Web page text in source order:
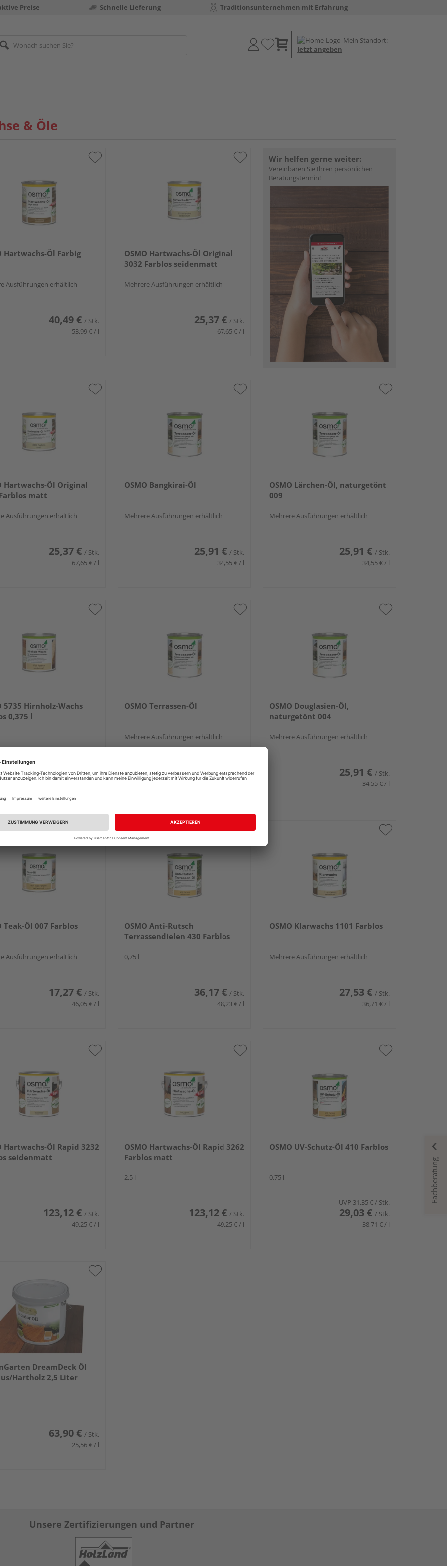
Preise Schnelle Lieferung Traditionsunternehmen mit Erfahrung
Mein Standort:
Jetzt angeben
& Öle
Hartwachs-Öl Farbig
Ausführungen erhältlich
40,49 € / Stk.
53,99 € / l
OSMO Hartwachs-Öl Original
3032 Farblos seidenmatt
Mehrere Ausführungen erhältlich
25,37 € / Stk.
67,65 € / l
Wir helfen gerne weiter:
Vereinbaren Sie Ihren persönlichen
Beratungstermin!
Hartwachs-Öl Original
matt
Ausführungen erhältlich
25,37 € / Stk.
67,65 € / l
OSMO Bangkirai-Öl
Mehrere Ausführungen erhältlich
25,91 € / Stk.
34,55 € / l
OSMO Lärchen-Öl, naturgetönt
009
Mehrere Ausführungen erhältlich
25,91 € / Stk.
34,55 € / l
5735 Hirnholz-Wachs
0,375 l
24,29 € / Stk.
OSMO Terrassen-Öl
Mehrere Ausführungen erhältlich
25,91 € / Stk.
OSMO Douglasien-Öl,
naturgetönt 004
Mehrere Ausführungen erhältlich
25,91 € / Stk.
34,55 € / l
Teak-Öl 007 Farblos
Ausführungen erhältlich
17,27 € / Stk.
46,05 € / l
OSMO Anti-Rutsch
Terrassendielen 430 Farblos
0,75 l
36,17 € / Stk.
48,23 € / l
OSMO Klarwachs 1101 Farblos
Mehrere Ausführungen erhältlich
27,53 € / Stk.
36,71 € / l
Hartwachs-Öl Rapid 3232
seidenmatt
123,12 € / Stk.
49,25 € / l
OSMO Hartwachs-Öl Rapid 3262
Farblos matt
2,5 l
123,12 € / Stk.
49,25 € / l
OSMO UV-Schutz-Öl 410 Farblos
0,75 l
UVP 31,35 € / Stk.
29,03 € / Stk.
38,71 € / l
DreamDeck Öl
Hartholz 2,5 Liter
63,90 € / Stk.
25,56 € / l
Fachberatung
Unsere Zertifizierungen und Partner